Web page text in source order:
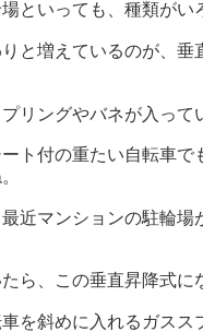
といっても、種類がい
と増えているのが、垂
リングやバネが入って
ト付の重たい自転車で
近マンションの駐輪場
ら、この垂直昇降式に
を斜めに入れるガスス